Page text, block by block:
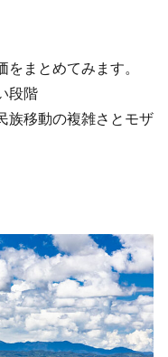
まとめてみます。
段階
族移動の複雑さとモザ